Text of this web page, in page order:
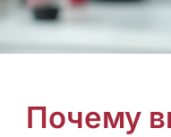
Почему